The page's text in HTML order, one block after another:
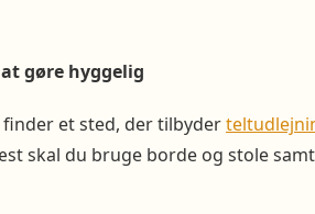
gøre hyggelig
et sted, der tilbyder
skal du bruge borde og stole